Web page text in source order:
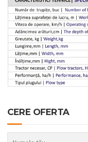
CERE OFERTA